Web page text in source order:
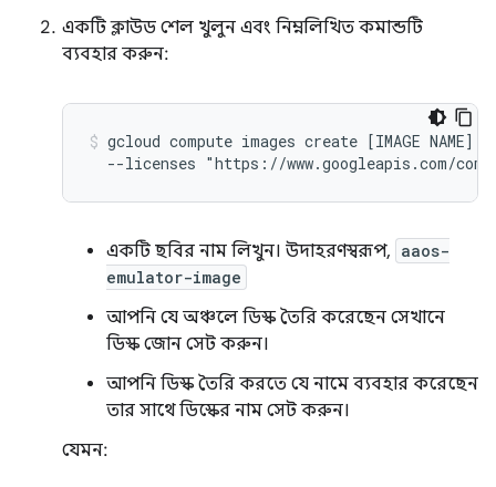
একটি ক্লাউড শেল খুলুন এবং নিম্নলিখিত কমান্ডটি
ব্যবহার করুন:
gcloud compute images create [IMAGE
একটি ছবির নাম লিখুন। উদাহরণস্বরূপ, aaos-
emulator-image
আপনি যে অঞ্চলে ডিস্ক তৈরি করেছেন সেখানে
ডিস্ক জোন সেট করুন।
আপনি ডিস্ক তৈরি করতে যে নামে ব্যবহার করেছেন
তার সাথে ডিস্কের নাম সেট করুন।
যেমন: